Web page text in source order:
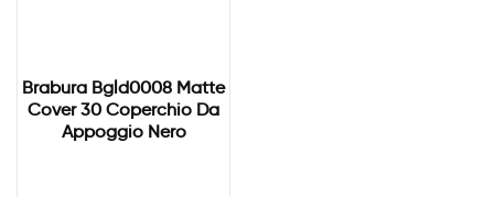
Brabura Bgld0008 Matte
Cover 30 Coperchio Da
Appoggio Nero